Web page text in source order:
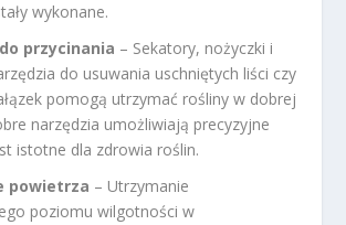
wykonane.
przycinania – Sekatory, nożyczki i
do usuwania uschniętych liści czy
pomogą utrzymać rośliny w dobrej
narzędzia umożliwiają precyzyjne
istotne dla zdrowia roślin.
powietrza – Utrzymanie
poziomu wilgotności w